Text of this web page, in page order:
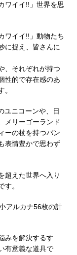
ワイイ!!」世界を思
ワイイ!!」動物たち
に捉え、皆さんに
、それぞれが持つ
性的で存在感のあ
。
ユニコーンや、日
メリーゴーランド
ーの杖を持つパン
表情豊かで思わず
超えた世界へ入り
す。
アルカナ56枚の計
みを解決するす
有意義な道具で